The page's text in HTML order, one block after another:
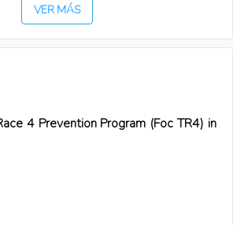
VER MÁS
4 Prevention Program (Foc TR4) in